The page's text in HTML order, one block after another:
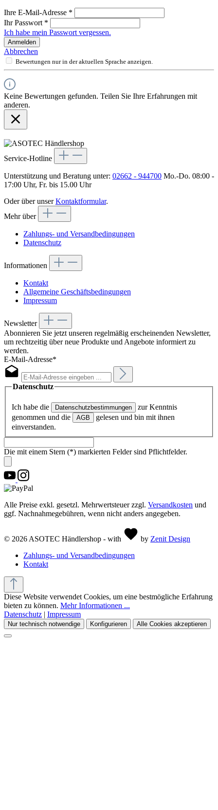
Ihre E-Mail-Adresse *
Ihr Passwort *
Ich habe mein Passwort vergessen.
Anmelden
Abbrechen
Bewertungen nur in der aktuellen Sprache anzeigen.
Keine Bewertungen gefunden. Teilen Sie Ihre Erfahrungen mit
anderen.
Service-Hotline
Unterstützung und Beratung unter: 02662 - 944700 Mo.-Do. 08:00 -
17:00 Uhr, Fr. bis 15.00 Uhr
Oder über unserKontaktformular.
Mehr über
Zahlungs- und Versandbedingungen
Datenschutz
Informationen
Kontakt
Allgemeine Geschäftsbedingungen
Impressum
Newsletter
Abonnieren Sie jetzt unseren regelmäßig erscheinenden Newsletter,
um rechtzeitig über neue Produkte und Angebote informiert zu
werden.
E-Mail-Adresse*
Datenschutz
Ich habe die Datenschutzbestimmungen
zur Kenntnis
genommen und die
AGB
gelesen und bin mit ihnen
einverstanden.
Die mit einem Stern (*) markierten Felder sind Pflichtfelder.
Alle Preise exkl. gesetzl. Mehrwertsteuer zzgl. Versandkosten und
ggf. Nachnahmegebühren, wenn nicht anders angegeben.
© 2026 ASOTEC Händlershop - with by Zenit Design
Zahlungs- und Versandbedingungen
Kontakt
Diese Website verwendet Cookies, um eine bestmögliche Erfahrung
bieten zu können. Mehr Informationen ...
Datenschutz | Impressum
Nur technisch notwendige Konfigurieren Alle Cookies akzeptieren